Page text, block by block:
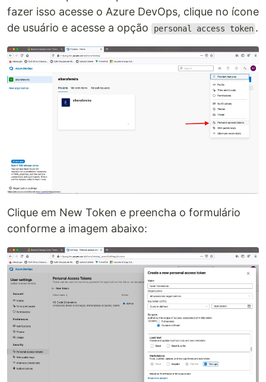
fazer isso acesse o Azure DevOps, clique no ícone
de usuário e acesse a opção
personal access token .
Clique em New Token e preencha o formulário
conforme a imagem abaixo: